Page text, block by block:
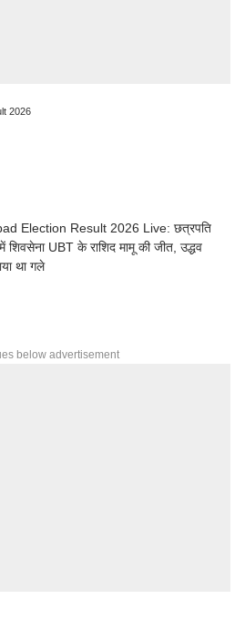
2026
Election Result 2026 Live: छत्रपति
शिवसेना UBT के राशिद मामू की जीत, उद्धव
था गले
below advertisement